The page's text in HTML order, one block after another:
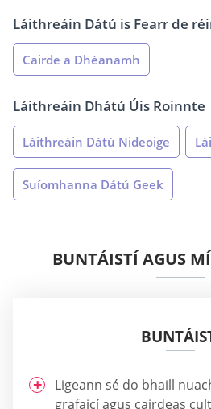
Láithreáin Dátú is Fearr de
Cairde a Dhéanamh
Láithreáin Dhátú Úis Roinnte
Láithreáin Dátú Nideoige
Suíomhanna Dátú Geek
BUNTÁISTÍ AGUS
Ligeann sé do bhaill
grafaicí agus cairdeas